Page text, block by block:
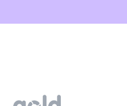
Simular